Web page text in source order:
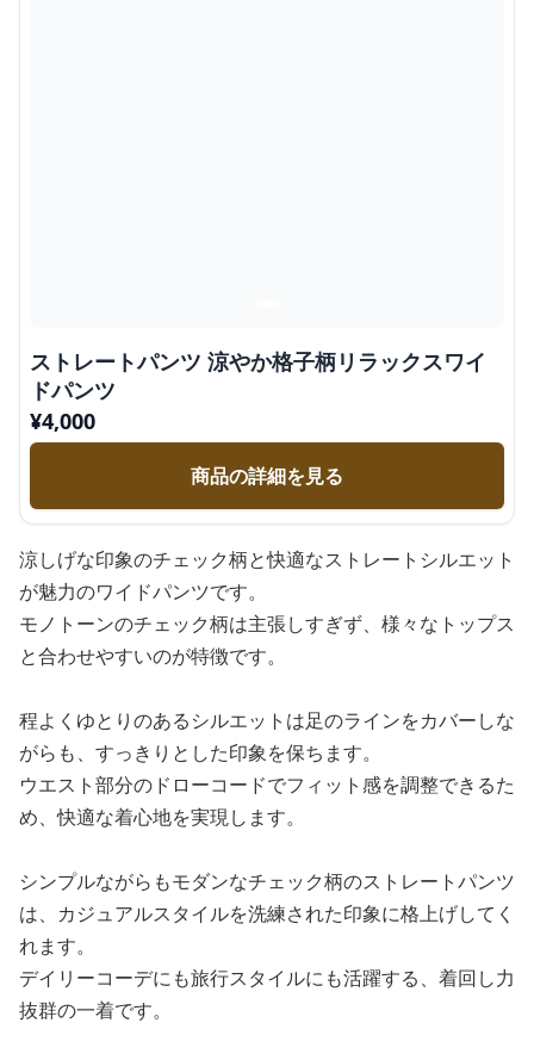
ストレートパンツ 涼やか格子柄リラックスワイ
ドパンツ
¥4,000
商品の詳細を見る
涼しげな印象のチェック柄と快適なストレートシルエット
が魅力のワイドパンツです。
モノトーンのチェック柄は主張しすぎず、様々なトップス
と合わせやすいのが特徴です。
程よくゆとりのあるシルエットは足のラインをカバーしな
がらも、すっきりとした印象を保ちます。
ウエスト部分のドローコードでフィット感を調整できるた
め、快適な着心地を実現します。
シンプルながらもモダンなチェック柄のストレートパンツ
は、カジュアルスタイルを洗練された印象に格上げしてく
れます。
デイリーコーデにも旅行スタイルにも活躍する、着回し力
抜群の一着です。